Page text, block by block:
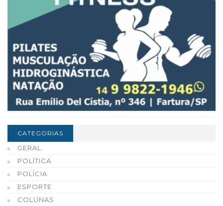
CATEGORIAS
GERAL
POLÍTICA
POLÍCIA
ESPORTE
COLUNAS